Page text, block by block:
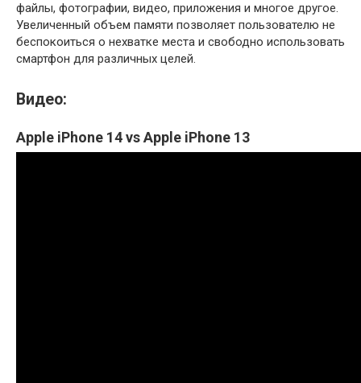
файлы, фотографии, видео, приложения и многое другое.
Увеличенный объем памяти позволяет пользователю не
беспокоиться о нехватке места и свободно использовать
смартфон для различных целей.
Видео:
Apple iPhone 14 vs Apple iPhone 13